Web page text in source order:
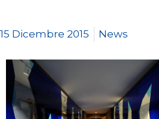
15 Dicembre 2015 News